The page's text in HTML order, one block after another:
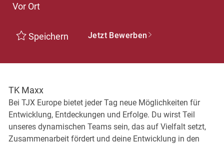
Vor Ort
Speichern Jetzt Bewerben
TK Maxx
Bei TJX Europe bietet jeder Tag neue Möglichkeiten für
Entwicklung, Entdeckungen und Erfolge. Du wirst Teil
unseres dynamischen Teams sein, das auf Vielfalt setzt,
Zusammenarbeit fördert und deine Entwicklung in den